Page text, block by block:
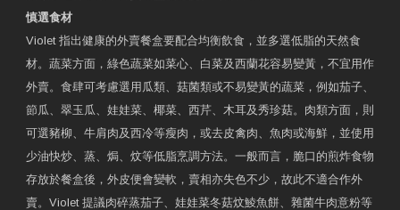
慎選食材
Violet 指出健康的外賣餐盒要配合均衡飲食，並多選低脂的天然食
材。蔬菜方面，綠色蔬菜如菜心、白菜及西蘭花容易變黃，不宜用作
外賣。食肆可考慮選用瓜類、菇菌類或不易變黃的蔬菜，例如茄子、
節瓜、翠玉瓜、娃娃菜、椰菜、西芹、木耳及秀珍菇。肉類方面，則
可選豬柳、牛肩肉及西冷等瘦肉，或去皮禽肉、魚肉或海鮮，並使用
少油快炒、蒸、焗、炆等低脂烹調方法。一般而言，脆口的煎炸食物
存放於餐盒後，外皮便會變軟，賣相亦失色不少，故此不適合作外
賣。Violet 提議肉碎蒸茄子、娃娃菜冬菇炆鯪魚餅、雜菌牛肉意粉等